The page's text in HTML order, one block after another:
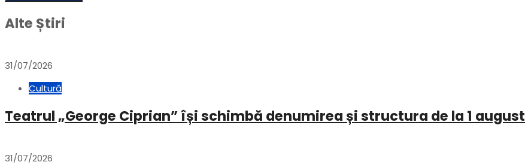
Alte Știri
31/07/2026
Cultură
Teatrul „George Ciprian” își schimbă denumirea și structura de la 1 august
31/07/2026